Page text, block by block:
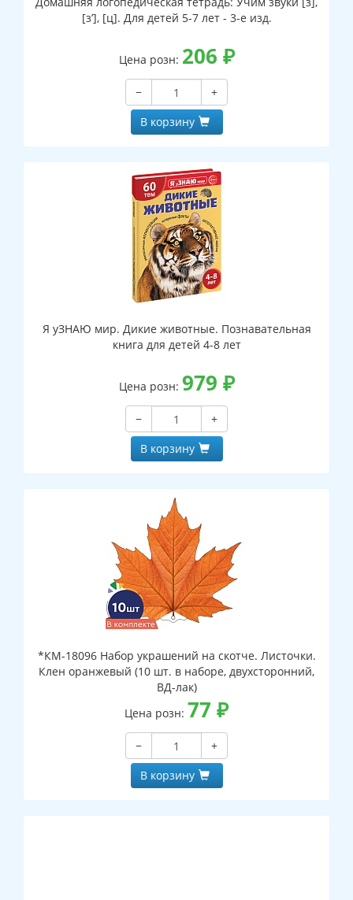
[з’], [ц]. Для детей 5-7 лет - 3-е изд.
Цена розн: 206 ₽
−
+
В корзину
Я уЗНАЮ мир. Дикие животные. Познавательная
книга для детей 4-8 лет
Цена розн: 979 ₽
−
+
В корзину
*КМ-18096 Набор украшений на скотче. Листочки.
Клен оранжевый (10 шт. в наборе, двухсторонний,
ВД-лак)
Цена розн: 77 ₽
−
+
В корзину